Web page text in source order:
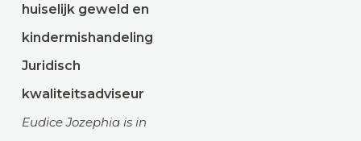
huiselijk geweld en
kindermishandeling
Juridisch
kwaliteitsadviseur
Eudice Jozephia is in